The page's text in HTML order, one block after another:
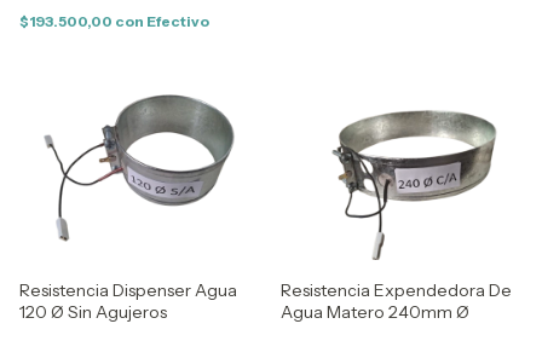
$193.500,00 con Efectivo
Resistencia Dispenser Agua
120 Ø Sin Agujeros
Resistencia Expendedora De
Agua Matero 240mm Ø